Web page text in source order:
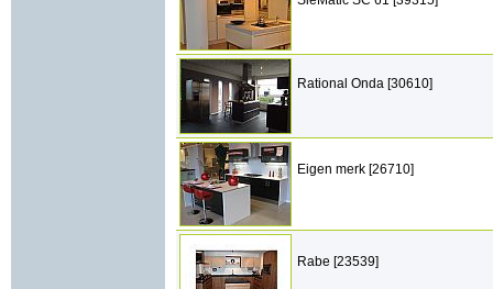
Rational Onda [30610]
Eigen merk [26710]
Rabe [23539]